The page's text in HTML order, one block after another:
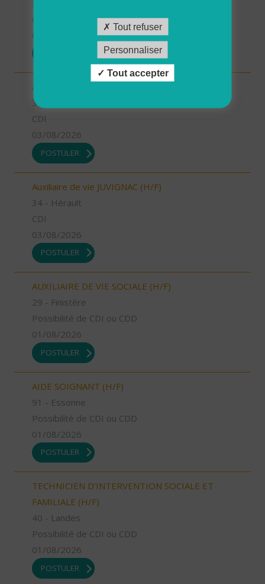
Auxiliaire de vie MONTPELLIER OUEST (H/F)
34 - Hérault
CDI
03/08/2026
POSTULER
Auxiliaire de vie JUVIGNAC (H/F)
34 - Hérault
CDI
03/08/2026
POSTULER
AUXILIAIRE DE VIE SOCIALE (H/F)
29 - Finistère
Possibilité de CDI ou CDD
01/08/2026
POSTULER
AIDE SOIGNANT (H/F)
91 - Essonne
Possibilité de CDI ou CDD
01/08/2026
POSTULER
TECHNICIEN D’INTERVENTION SOCIALE ET
FAMILIALE (H/F)
40 - Landes
Possibilité de CDI ou CDD
01/08/2026
POSTULER
Tout refuser
Personnaliser
Tout accepter